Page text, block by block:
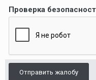
Проверка
Отправить жалобу